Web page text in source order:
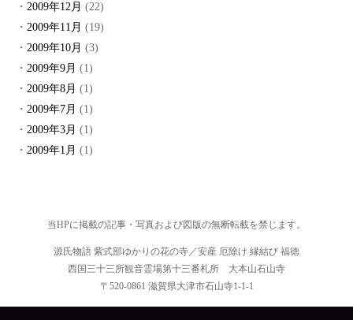
2009年12月 (22)
2009年11月 (19)
2009年10月 (3)
2009年9月 (1)
2009年8月 (1)
2009年7月 (1)
2009年3月 (1)
2009年1月 (1)
当HPに掲載の記事・写真および図版の無断転載を禁じます。
源氏物語 紫式部ゆかりの花の寺／安産 厄除け 縁結び 福徳
西国三十三所観音霊場第十三番札所 大本山石山寺
〒520-0861 滋賀県大津市石山寺1-1-1